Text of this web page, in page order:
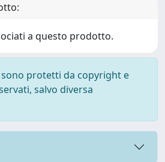
a questo prodotto.
protetti da copyright e
salvo diversa